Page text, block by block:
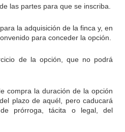
las partes para que se inscriba.
la adquisición de la finca y, en
para conceder la opción.
de la opción, que no podrá
compra la duración de la opción
plazo de aquél, pero caducará
prórroga, tácita o legal, del